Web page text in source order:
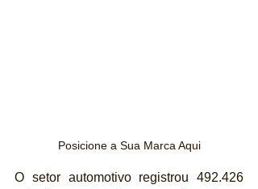
Posicione a Sua Marca Aqui
O setor automotivo registrou 492.426